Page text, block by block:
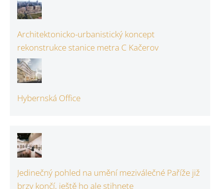
Architektonicko-urbanistický koncept
rekonstrukce stanice metra C Kačerov
Hybernská Office
Jedinečný pohled na umění meziválečné Paříže již
brzy končí, ještě ho ale stihnete